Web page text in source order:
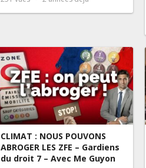
CLIMAT : NOUS POUVONS
ABROGER LES ZFE – Gardiens
du droit 7 – Avec Me Guyon